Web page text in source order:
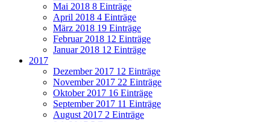
Mai 2018 8 Einträge
April 2018 4 Einträge
März 2018 19 Einträge
Februar 2018 12 Einträge
Januar 2018 12 Einträge
2017
Dezember 2017 12 Einträge
November 2017 22 Einträge
Oktober 2017 16 Einträge
September 2017 11 Einträge
August 2017 2 Einträge